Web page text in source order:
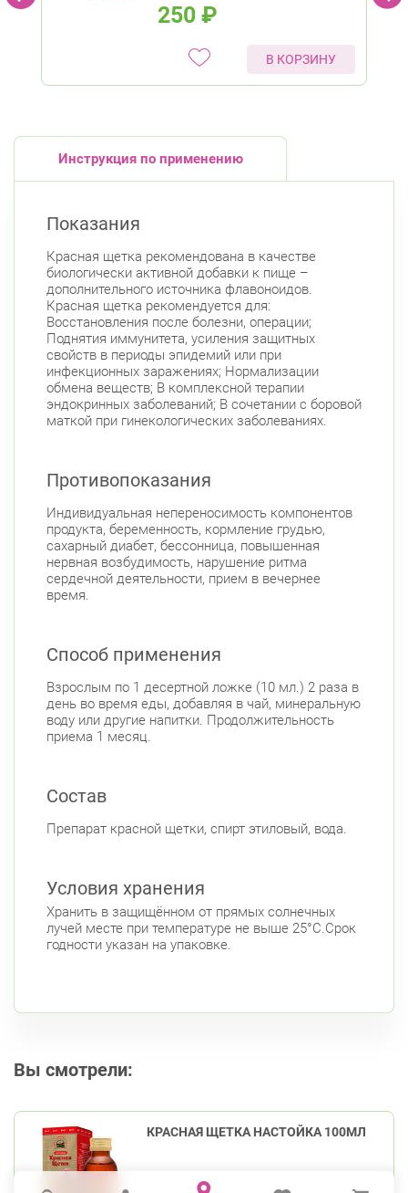
250 ₽
В КОРЗИНУ
Инструкция по применению
Показания
Красная щетка рекомендована в качестве
биологически активной добавки к пище –
дополнительного источника флавоноидов.
Красная щетка рекомендуется для:
Восстановления после болезни, операции;
Поднятия иммунитета, усиления защитных
свойств в периоды эпидемий или при
инфекционных заражениях; Нормализации
обмена веществ; В комплексной терапии
эндокринных заболеваний; В сочетании с боровой
маткой при гинекологических заболеваниях.
Противопоказания
Индивидуальная непереносимость компонентов
продукта, беременность, кормление грудью,
сахарный диабет, бессонница, повышенная
нервная возбудимость, нарушение ритма
сердечной деятельности, прием в вечернее
время.
Способ применения
Взрослым по 1 десертной ложке (10 мл.) 2 раза в
день во время еды, добавляя в чай, минеральную
воду или другие напитки. Продолжительность
приема 1 месяц.
Состав
Препарат красной щетки, спирт этиловый, вода.
Условия хранения
Хранить в защищённом от прямых солнечных
лучей месте при температуре не выше 25°C.Срок
годности указан на упаковке.
Вы смотрели:
КРАСНАЯ ЩЕТКА НАСТОЙКА 100МЛ